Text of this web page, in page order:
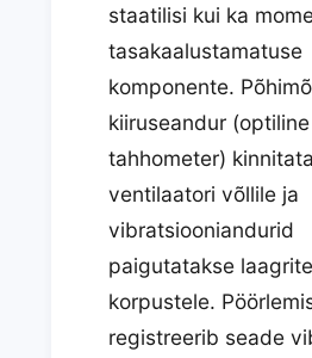
staatilisi kui ka
tasakaalustamatuse
komponente.
kiiruseandur (optiline
tahhometer)
ventilaatori võllile ja
vibratsiooniandurid
paigutatakse laagrite
korpustele.
registreerib seade